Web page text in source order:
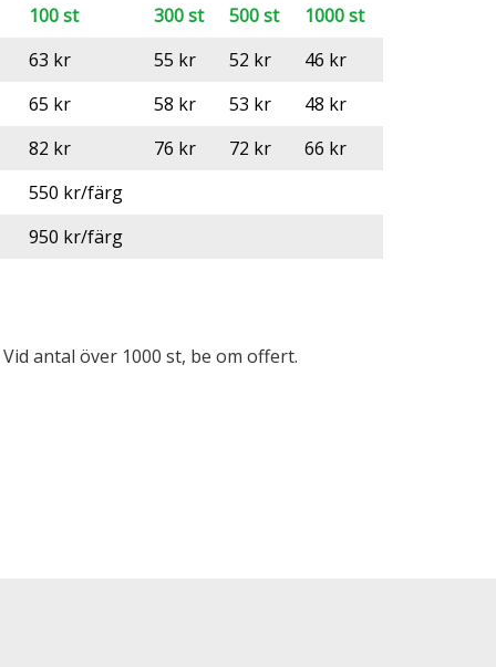
100 st 300 st 500 st
1000 st
63 kr
55 kr 52 kr
46 kr
65 kr
58 kr 53 kr
48 kr
82 kr
76 kr 72 kr
66 kr
550 kr/färg
950 kr/färg
antal över 1000 st, be om offert.